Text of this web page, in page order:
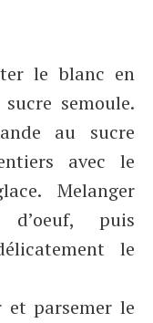
le blanc en
semoule.
au sucre
avec le
Melanger
puis
le
parsemer le